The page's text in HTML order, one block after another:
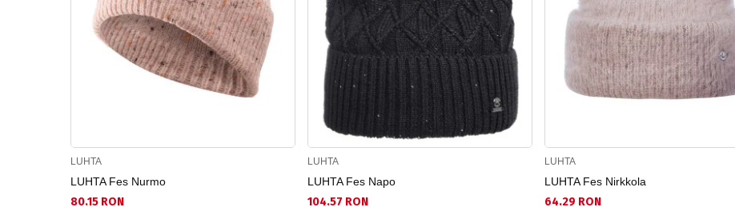
LUHTA
LUHTA Fes Nurmo
80.15 RON
LUHTA
LUHTA Fes Napo
104.57 RON
LUHTA
LUHTA Fes Nirkkola
64.29 RON